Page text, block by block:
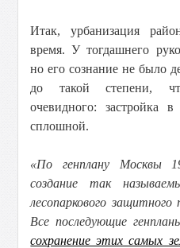
Итак, урбанизация
время. У тогдашнего
но его сознание не было
до такой степени,
очевидного: застройка
сплошной.
«По генплану Москвы
создание так
лесопаркового защитного
Все последующие
сохранение этих самых